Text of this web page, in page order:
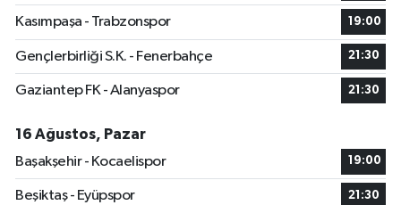
Kasımpaşa - Trabzonspor 19:00
Gençlerbirliği S.K. - Fenerbahçe 21:30
Gaziantep FK - Alanyaspor 21:30
16 Ağustos, Pazar
Başakşehir - Kocaelispor
19:00
Beşiktaş - Eyüpspor 21:30